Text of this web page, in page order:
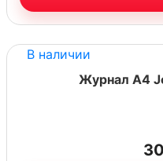
В наличии
Журнал А4